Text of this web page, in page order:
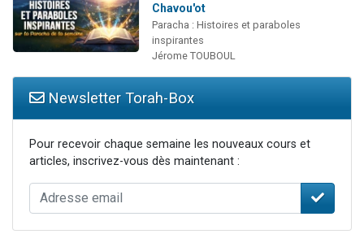
Chavou'ot
Paracha : Histoires et paraboles
inspirantes
Jérome TOUBOUL
Newsletter Torah-Box
Pour recevoir chaque semaine les nouveaux cours et
articles, inscrivez-vous dès maintenant :